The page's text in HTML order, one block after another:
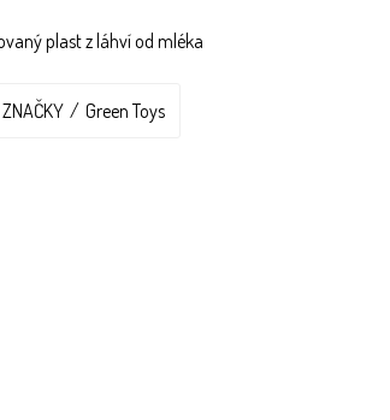
plast z láhví od mléka
ZNAČKY Green Toys